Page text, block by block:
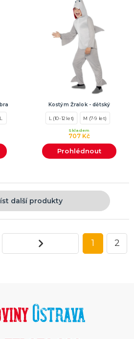
L
Kostým Žralok - dětský
L (10-12 let) M (7-9 let)
707 Kč
Skladem
Prohlédnout
další produkty
1 2